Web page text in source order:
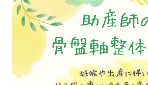
無痛分娩説明動画
RSウィルスワクチン
スタッフ募集